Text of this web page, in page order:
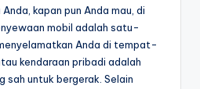
kapan pun Anda mau, di
mobil adalah satu-
Anda di tempat-
kendaraan pribadi adalah
untuk bergerak. Selain